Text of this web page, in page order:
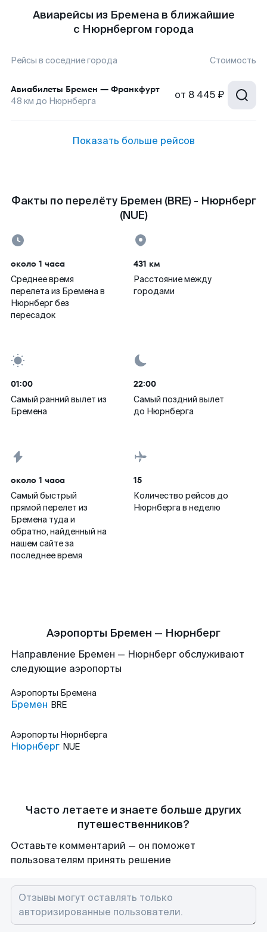
Авиарейсы из Бремена в ближайшие
с Нюрнбергом города
Рейсы в соседние города Стоимость
Авиабилеты Бремен — Франкфурт
48 км до Нюрнберга от 8 445 ₽
Показать больше рейсов
Факты по перелёту Бремен (BRE) - Нюрнберг
(NUE)
около 1 часа
Среднее время
перелета из Бремена в
Нюрнберг без
пересадок
431 км
Расстояние между
городами
01:00
Самый ранний вылет из
Бремена
22:00
Самый поздний вылет
до Нюрнберга
около 1 часа
Самый быстрый
прямой перелет из
Бремена туда и
обратно, найденный на
нашем сайте за
последнее время
15
Количество рейсов до
Нюрнберга в неделю
Аэропорты Бремен — Нюрнберг
Направление Бремен — Нюрнберг обслуживают
следующие аэропорты
Аэропорты Бремена
Бремен BRE
Аэропорты Нюрнберга
Нюрнберг NUE
Часто летаете и знаете больше других
путешественников?
Оставьте комментарий — он поможет
пользователям принять решение